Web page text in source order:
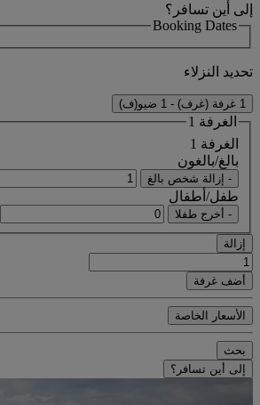
إلى أين تسافر؟
Booking Dates
تحديد النزلاء
1 غرفة (غرف) - 1 ضيو(ف)
الغرفة 1
الغرفة 1
بالغ/بالغون
- إزالة شخص بالغ
طفل/أطفال
- أخرج طفلا
إزالة
أضف غرفة
الأسعار الخاصة
بحث
إلى أين تسافر؟